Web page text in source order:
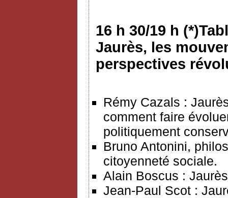
16 h 30/19 h
Jaurès, les
perspectives
Rémy Cazals :
comment faire
politiquement
Bruno Antonini,
citoyenneté sociale.
Alain Boscus :
Jean-Paul Scot :